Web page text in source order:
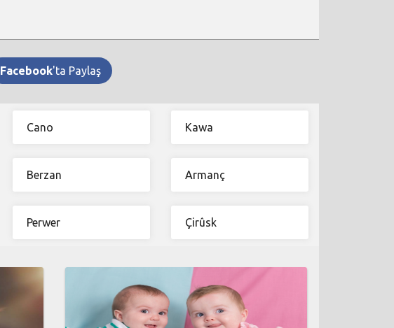
Facebook'ta Paylaş
Cano Kawa
Berzan Armanç
Perwer Çirûsk